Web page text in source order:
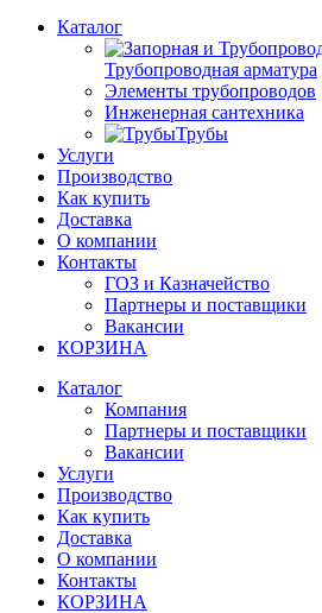
Каталог
Трубопроводная арматура
Элементы трубопроводов
Инженерная сантехника
Трубы
Услуги
Производство
Как купить
Доставка
О компании
Контакты
ГОЗ и Казначейство
Партнеры и поставщики
Вакансии
КОРЗИНА
Каталог
Компания
Партнеры и поставщики
Вакансии
Услуги
Производство
Как купить
Доставка
О компании
Контакты
КОРЗИНА